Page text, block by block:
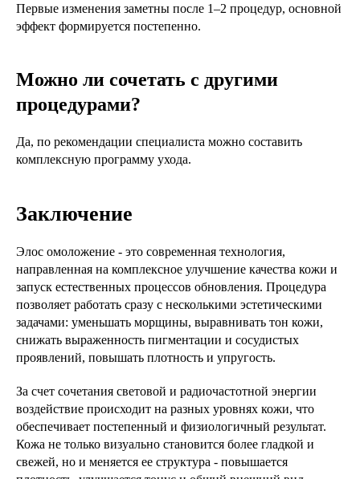
Первые изменения заметны после 1–2 процедур, основной
эффект формируется постепенно.
Можно ли сочетать с другими
процедурами?
Да, по рекомендации специалиста можно составить
комплексную программу ухода.
Заключение
Элос омоложение - это современная технология,
направленная на комплексное улучшение качества кожи и
запуск естественных процессов обновления. Процедура
позволяет работать сразу с несколькими эстетическими
задачами: уменьшать морщины, выравнивать тон кожи,
снижать выраженность пигментации и сосудистых
проявлений, повышать плотность и упругость.
За счет сочетания световой и радиочастотной энергии
воздействие происходит на разных уровнях кожи, что
обеспечивает постепенный и физиологичный результат.
Кожа не только визуально становится более гладкой и
свежей, но и меняется ее структура - повышается